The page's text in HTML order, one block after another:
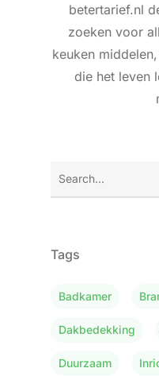
betertarief.nl
zoeken voor
keuken
die het leven
Tags
Badkamer
Dakbedekking
Duurzaam